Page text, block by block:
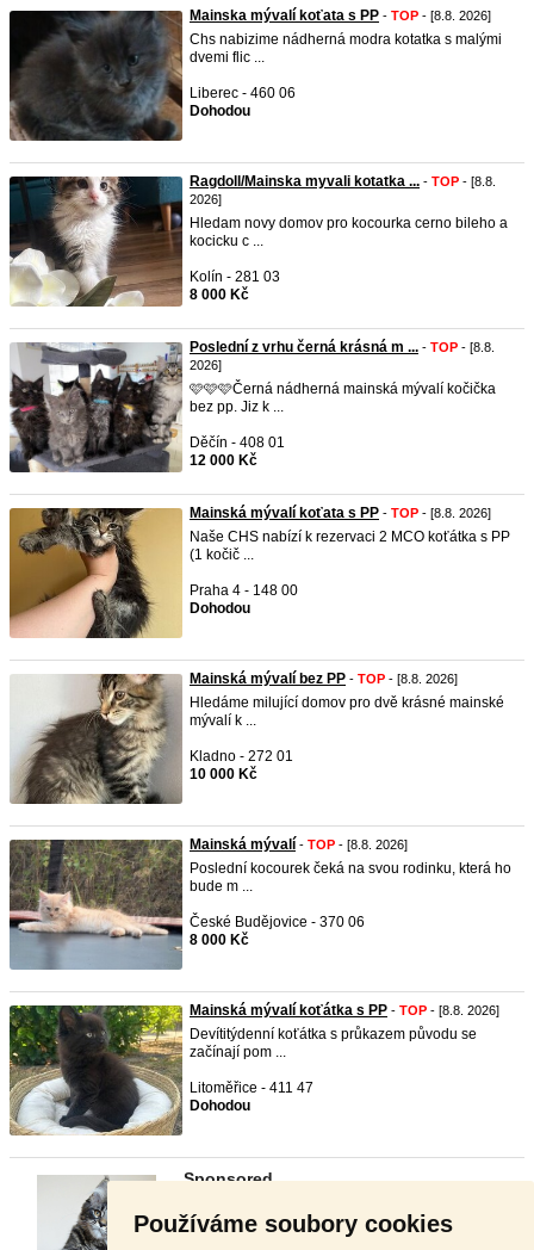
Používáme soubory cookies
Mainska mývalí koťata s PP - TOP - [8.8. 2026]
Chs nabizime nádherná modra kotatka s malými
dvemi flic ...
Liberec - 460 06
Dohodou
Ragdoll/Mainska myvali kotatka ... - TOP - [8.8.
2026]
Hledam novy domov pro kocourka cerno bileho a
kocicku c ...
Kolín - 281 03
8 000 Kč
Poslední z vrhu černá krásná m ... - TOP - [8.8.
2026]
🩷🩷🩷Černá nádherná mainská mývalí kočička
bez pp. Jiz k ...
Děčín - 408 01
12 000 Kč
Mainská mývalí koťata s PP - TOP - [8.8. 2026]
Naše CHS nabízí k rezervaci 2 MCO koťátka s PP
(1 kočič ...
Praha 4 - 148 00
Dohodou
Mainská mývalí bez PP - TOP - [8.8. 2026]
Hledáme milující domov pro dvě krásné mainské
mývalí k ...
Kladno - 272 01
10 000 Kč
Mainská mývalí - TOP - [8.8. 2026]
Poslední kocourek čeká na svou rodinku, která ho
bude m ...
České Budějovice - 370 06
8 000 Kč
Mainská mývalí koťátka s PP - TOP - [8.8. 2026]
Devítitýdenní koťátka s průkazem původu se
začínají pom ...
Litoměřice - 411 47
Dohodou